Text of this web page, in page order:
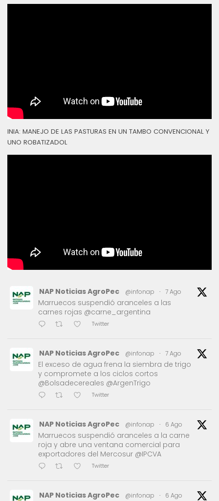
INIA: MANEJO DE LAS PASTURAS EN UN TAMBO CONVENCIONAL Y
UNO ROBATIZADOL
NAP Noticias AgroPec @infonap · 7 Ago
Marruecos suspendió aranceles a las
carnes rojas @carne_argentina
Twitter
NAP Noticias AgroPec @infonap · 7 Ago
El exceso de agua frena la siembra de trigo
y compromete a los ciclos cortos
@Bolsadecereales @ArgenTrigo
Twitter
NAP Noticias AgroPec @infonap · 6 Ago
Marruecos suspendió aranceles a la carne
roja y abre una ventana comercial para
exportadores del Mercosur @IPCVA
Twitter
NAP Noticias AgroPec @infonap · 6 Ago